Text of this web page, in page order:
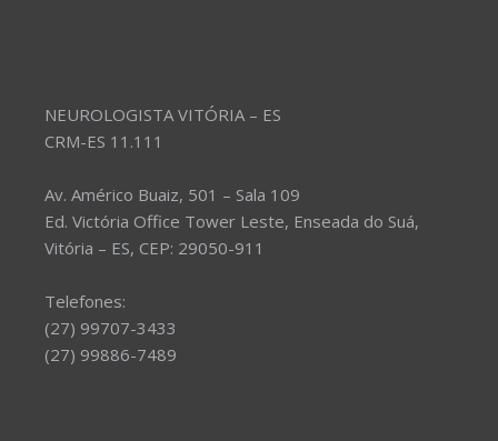
NEUROLOGISTA VITÓRIA – ES
CRM-ES 11.111
Av. Américo Buaiz, 501 – Sala 109
Ed. Victória Office Tower Leste, Enseada do Suá,
Vitória – ES, CEP: 29050-911
Telefones:
(27) 99707-3433
(27) 99886-7489